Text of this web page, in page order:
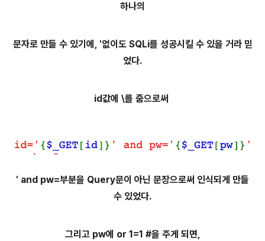
하나의
문자로 만들 수 있기에, '없이도 SQLi를 성공시킬 수 있을 거라 믿
었다.
id값에 \를 줌으로써
' and pw=부분을 Query문이 아닌 문장으로써 인식되게 만들
수 있었다.
그리고 pw에 or 1=1 #을 주게 되면,